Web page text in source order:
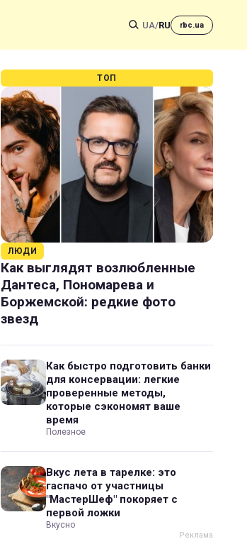
UA/RU rbc.ua
ТОП
ЛЮДИ
Как выглядят возлюбленные
Дантеса, Пономарева и
Боржемской: редкие фото
звезд
Как быстро подготовить банки
для консервации: легкие
проверенные методы,
которые сэкономят ваше
время
Полезное
Вкус лета в тарелке: это
гаспачо от участницы
"МастерШеф" покоряет с
первой ложки
Вкусно